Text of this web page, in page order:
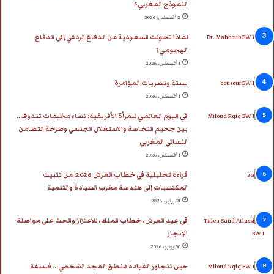
e
النموذج المغربي؟
2 أغسطس، 2026
لماذا تحولت السعودية من الدفاع الردعي إلى الدفاع
الهجومي؟
1 أغسطس، 2026
سبتة ونظريات المؤامرة
1 أغسطس، 2026
في اليوم العالمي للمرأة الأفريقية: نساء مخيمات تندوف..
بين جحيم النخاسة والاستغلال الجنسي وصرخة التضامن
النسائي المغربي
1 أغسطس، 2026
قراءة تحليلية في خطاب العرش 2026: من تثبيت
المكتسبات إلى هندسة مغرب السيادة والتنمية
31 يوليو، 2026
في عيد العرش، خطاب الملك، للاعتزاز والحث على مواصلة
الإنجاز
30 يوليو، 2026
حين تتجاوز القيادة منطق المجد الشخصي… فلسفة